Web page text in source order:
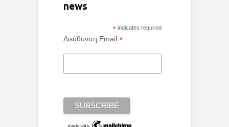
news
* indicates required
Διεύθυνση Email *